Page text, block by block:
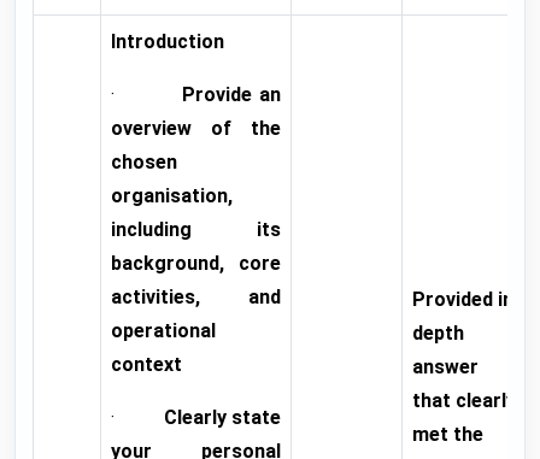
Introduction
· Provide an
overview of the
chosen
organisation,
including its
background, core
activities, and
operational
context
· Clearly state
your personal
Provided in
depth
answer
that clearly
met the